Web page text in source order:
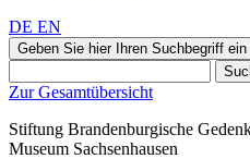
DE EN
Geben Sie hier Ihren Suchbegriff ein
Zur Gesamtübersicht
Stiftung Brandenburgische
Museum Sachsenhausen